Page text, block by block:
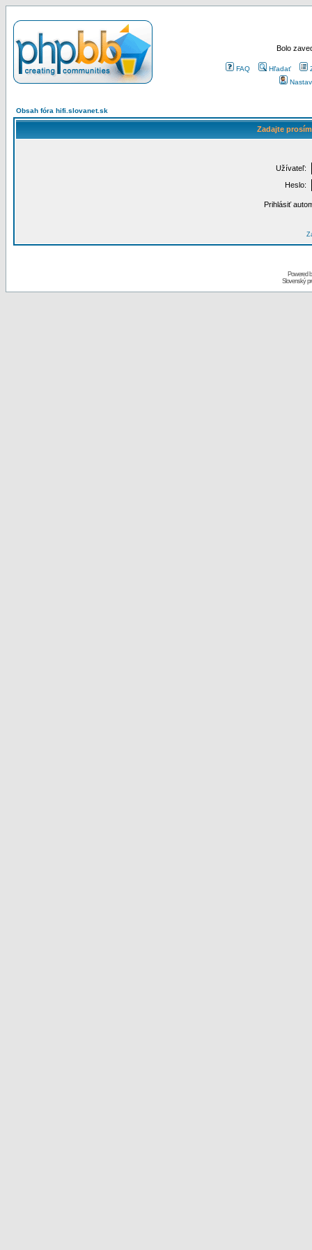
Bolo
FAQ Hľadať
Obsah fóra hifi.slovanet.sk
Zadajte
Užívateľ:
Heslo:
Prihlásiť
Powered
Slovenský